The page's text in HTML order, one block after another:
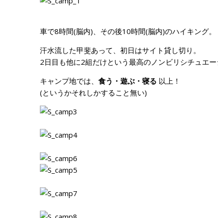
車で8時間(脳内)、その後10時間(脳内)のハイキング。
汗水流した甲斐あって、初日はサイト貸し切り。
2日目も他に2組だけという最高のノンビリシチュエ
キャンプ地では、 食う・遊ぶ・寝る 以上！
(というかそれしかすること無い)